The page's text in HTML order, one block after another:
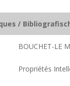
/
BOUCHET-LE
Propriétés